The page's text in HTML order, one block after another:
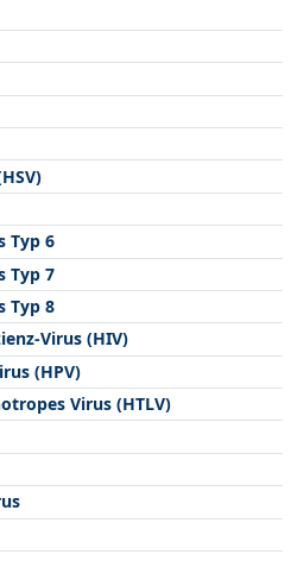
Typ 6
Typ 7
Typ 8
Virus (HIV)
(HPV)
Virus (HTLV)